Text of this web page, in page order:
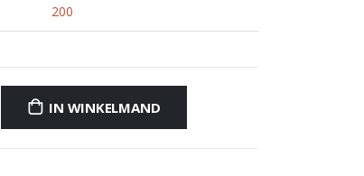
200
IN WINKELMAND